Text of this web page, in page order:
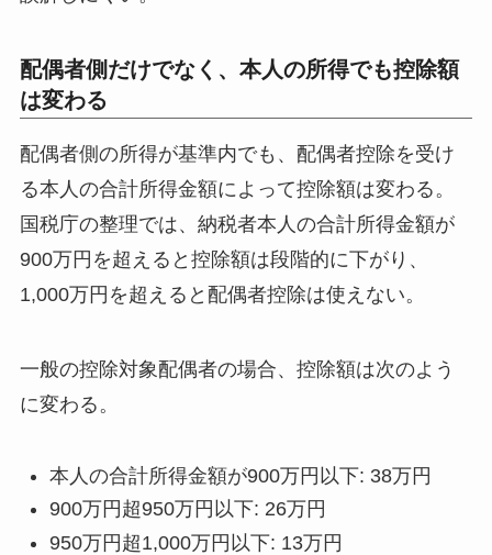
配偶者側だけでなく、本人の所得でも控除額
は変わる
配偶者側の所得が基準内でも、配偶者控除を受け
る本人の合計所得金額によって控除額は変わる。
国税庁の整理では、納税者本人の合計所得金額が
900万円を超えると控除額は段階的に下がり、
1,000万円を超えると配偶者控除は使えない。
一般の控除対象配偶者の場合、控除額は次のよう
に変わる。
本人の合計所得金額が900万円以下: 38万円
900万円超950万円以下: 26万円
950万円超1,000万円以下: 13万円